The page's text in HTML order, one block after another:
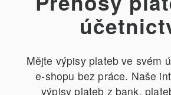
Mějte výpisy plateb ve svém
e-shopu bez práce. Naše
výpisy plateb z bank,